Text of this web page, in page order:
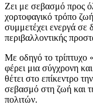
Ζει με σεβασμό προς
χορτοφαγικό τρόπο
συμμετέχει ενεργά σε
περιβαλλοντικής
Με οδηγό το
φέρει μια σύγχρονη
θέτει στο επίκεντρο
σεβασμό στη ζωή και
πολιτών.